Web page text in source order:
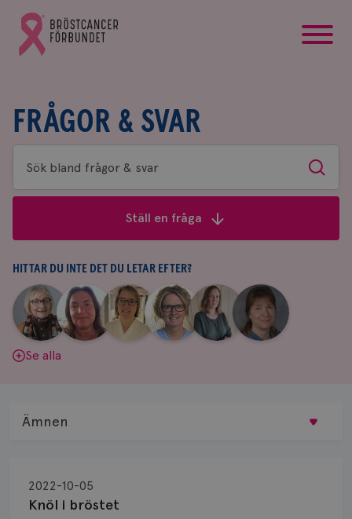
Gå
till
Bröstcancerförbundets
FRÅGOR & SVAR
Sök
bland
&
svar
Sök
Ställ en fråga
HITTAR DU INTE DET DU LETAR EFTER?
Aina
Johnsson
|
Anne
Andersson
Fredrika
Killander
|
Jeanette
Bäcklund
|
Maria
Edegran
|
Yvette
Andersson
Se alla
Knöl i bröstet
2022-10-05
Ämnen
Biopsi